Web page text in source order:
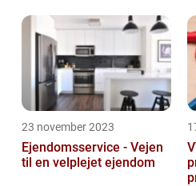
23 november 2023
Ejendomsservice - Vejen
til en velplejet ejendom